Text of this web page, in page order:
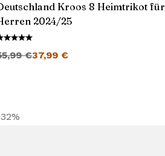
Kroos 8 Heimtrikot für
2024/25
€37,99 €